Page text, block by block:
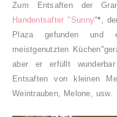
Zum Entsaften der
Handentsafter "Sunny"*,
Plaza gefunden und
meistgenutzten
aber er erfüllt
Entsaften von kleinen
Weintrauben, Melone, usw.